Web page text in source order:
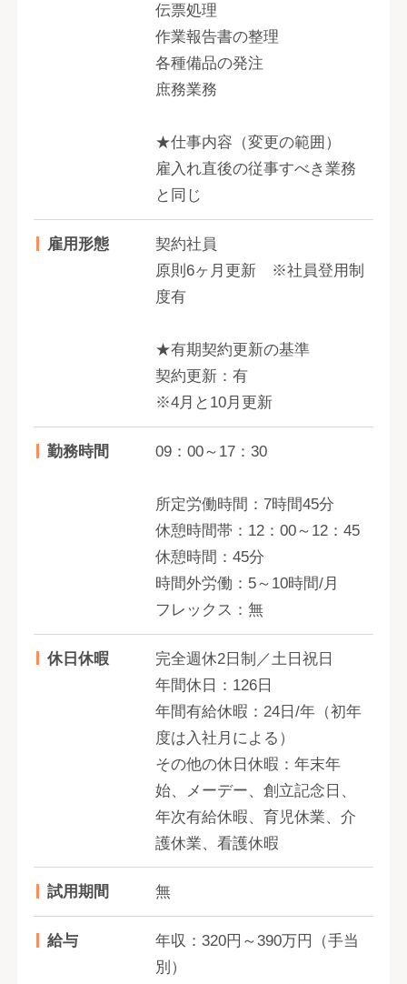
伝票処理
作業報告書の整理
各種備品の発注
庶務業務
★仕事内容（変更の範囲）
雇入れ直後の従事すべき業務
と同じ
雇用形態
契約社員
原則6ヶ月更新 ※社員登用制
度有
★有期契約更新の基準
契約更新：有
※4月と10月更新
勤務時間 09：00～17：30
所定労働時間：7時間45分
休憩時間帯：12：00～12：45
休憩時間：45分
時間外労働：5～10時間/月
フレックス：無
休日休暇
完全週休2日制／土日祝日
年間休日：126日
年間有給休暇：24日/年（初年
度は入社月による）
その他の休日休暇：年末年
始、メーデー、創立記念日、
年次有給休暇、育児休業、介
護休業、看護休暇
試用期間 無
給与
年収：320円～390万円（手当
別）